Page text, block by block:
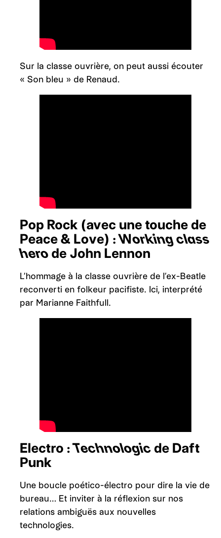
Sur la classe ouvrière, on peut aussi écouter
« Son bleu » de Renaud.
Pop Rock (avec une touche de
Peace & Love) :Working class
hero de John Lennon
L’hommage à la classe ouvrière de l’ex-Beatle
reconverti en folkeur pacifiste. Ici, interprété
par Marianne Faithfull.
Electro :Technologic de Daft
Punk
Une boucle poético-électro pour dire la vie de
bureau… Et inviter à la réflexion sur nos
relations ambiguës aux nouvelles
technologies.